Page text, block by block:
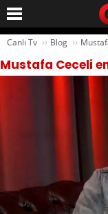
Canlı Tv ›› Blog ››
Mustafa Ceceli